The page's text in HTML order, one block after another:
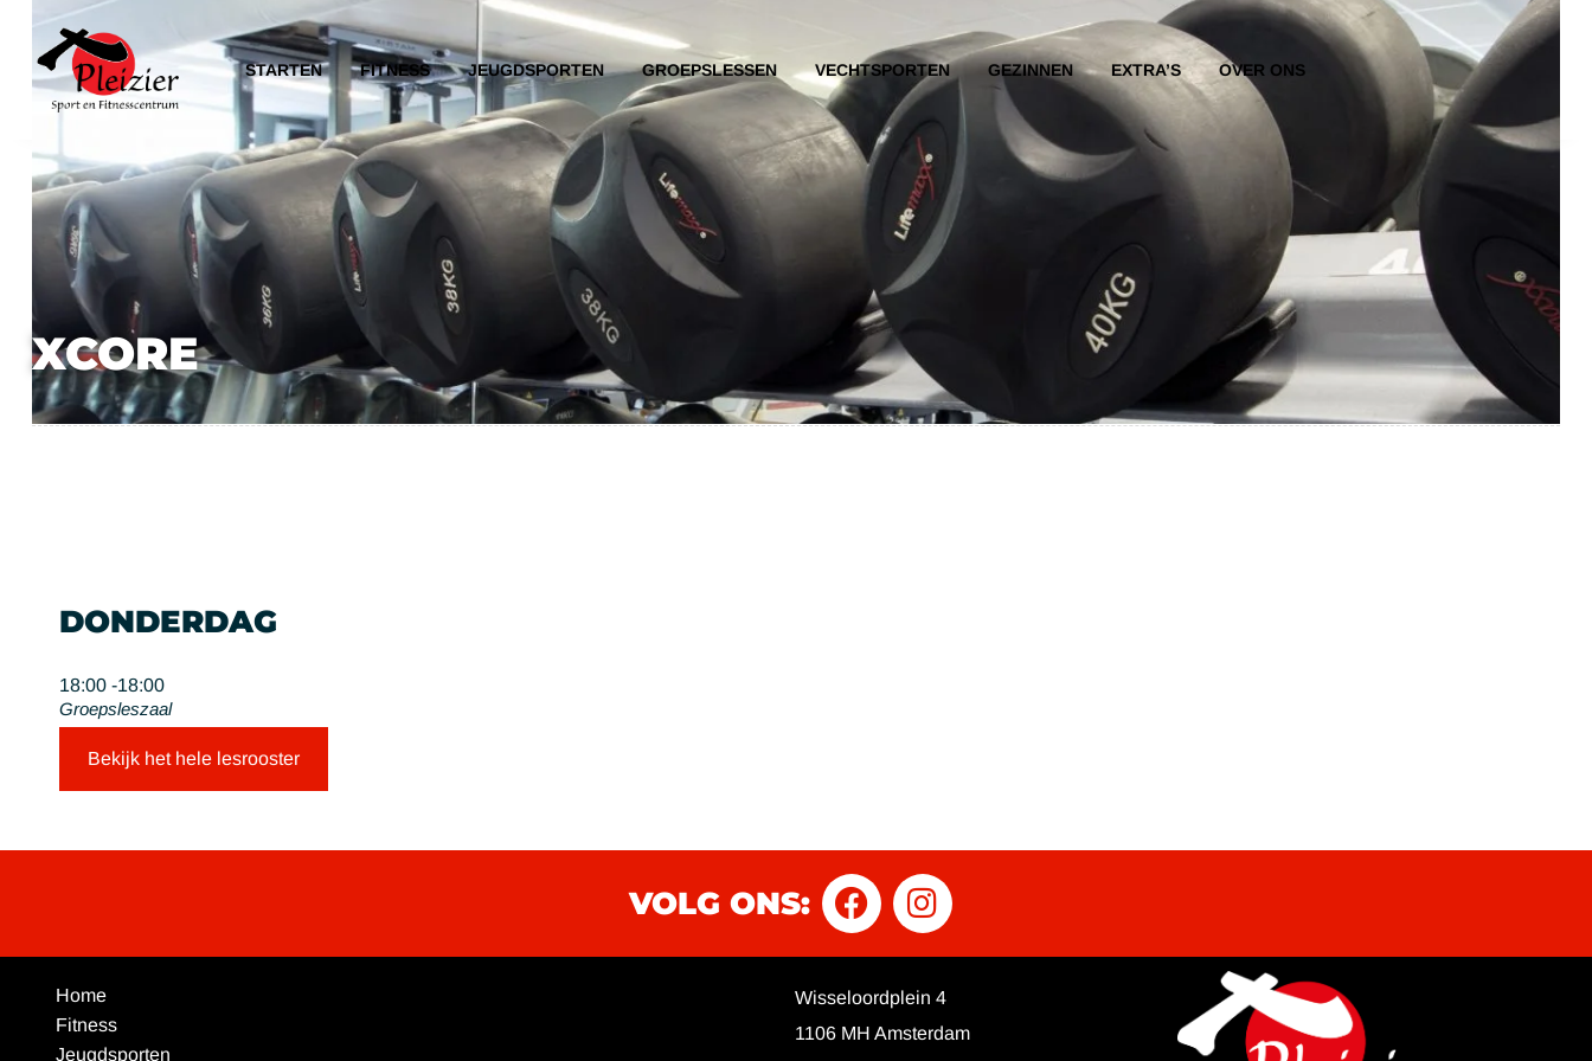
STARTEN FITNESS JEUGDSPORTEN GROEPSLESSEN VECHTSPORTEN GEZINNEN EXTRA’S OVER ONS
XCORE
DONDERDAG
18:00 -18:00
Groepsleszaal
Bekijk het hele lesrooster
VOLG ONS:
Home
Fitness
Jeugdsporten
Wisseloordplein 4
1106 MH Amsterdam